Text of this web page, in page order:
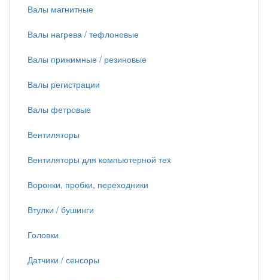
Валы магнитные
Валы нагрева / тефлоновые
Валы прижимные / резиновые
Валы регистрации
Валы фетровые
Вентиляторы
Вентиляторы для компьютерной тех
Воронки, пробки, переходники
Втулки / бушинги
Головки
Датчики / сенсоры